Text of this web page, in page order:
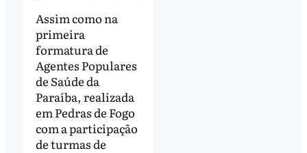
Assim como na
primeira
formatura de
Agentes Populares
de Saúde da
Paraíba, realizada
em Pedras de Fogo
com a participação
de turmas de